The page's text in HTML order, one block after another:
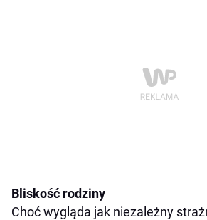
Bliskość rodziny
Choć wygląda jak niezależny